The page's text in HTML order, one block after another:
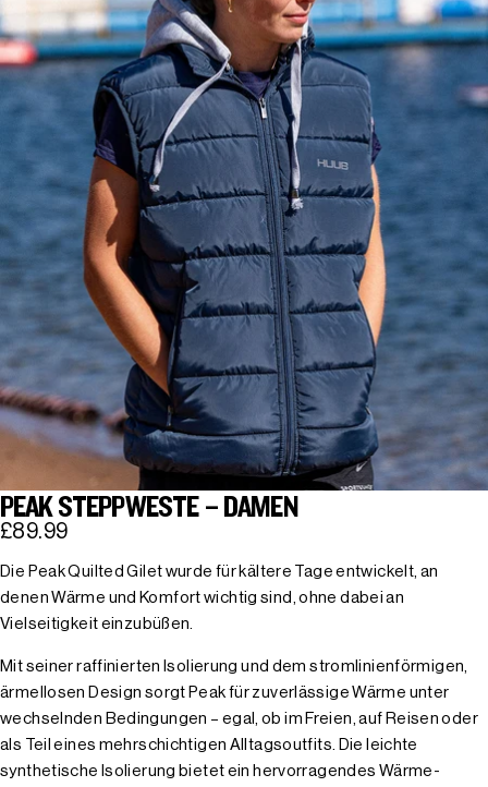
PEAK STEPPWESTE – DAMEN
£89.99
Die Peak Quilted Gilet wurde für kältere Tage entwickelt, an
denen Wärme und Komfort wichtig sind, ohne dabei an
Vielseitigkeit einzubüßen.
Mit seiner raffinierten Isolierung und dem stromlinienförmigen,
ärmellosen Design sorgt Peak für zuverlässige Wärme unter
wechselnden Bedingungen – egal, ob im Freien, auf Reisen oder
als Teil eines mehrschichtigen Alltagsoutfits. Die leichte
synthetische Isolierung bietet ein hervorragendes Wärme-